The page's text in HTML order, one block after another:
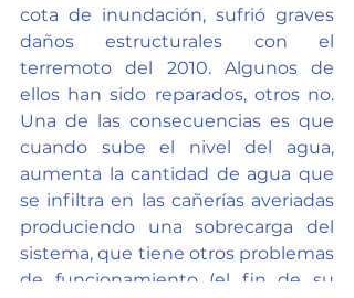
cota de inundación, sufrió graves
daños estructurales con el
terremoto del 2010. Algunos de
ellos han sido reparados, otros no.
Una de las consecuencias es que
cuando sube el nivel del agua,
aumenta la cantidad de agua que
se infiltra en las cañerías averiadas
produciendo una sobrecarga del
sistema, que tiene otros problemas
de funcionamiento (el fin de su